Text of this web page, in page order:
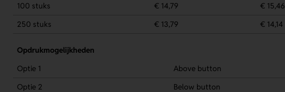
100 stuks
€ 14,79 € 15,46
250 stuks
€ 13,79 € 14,14
Opdrukmogelijkheden
Optie 1
Above button
Optie 2
Below button